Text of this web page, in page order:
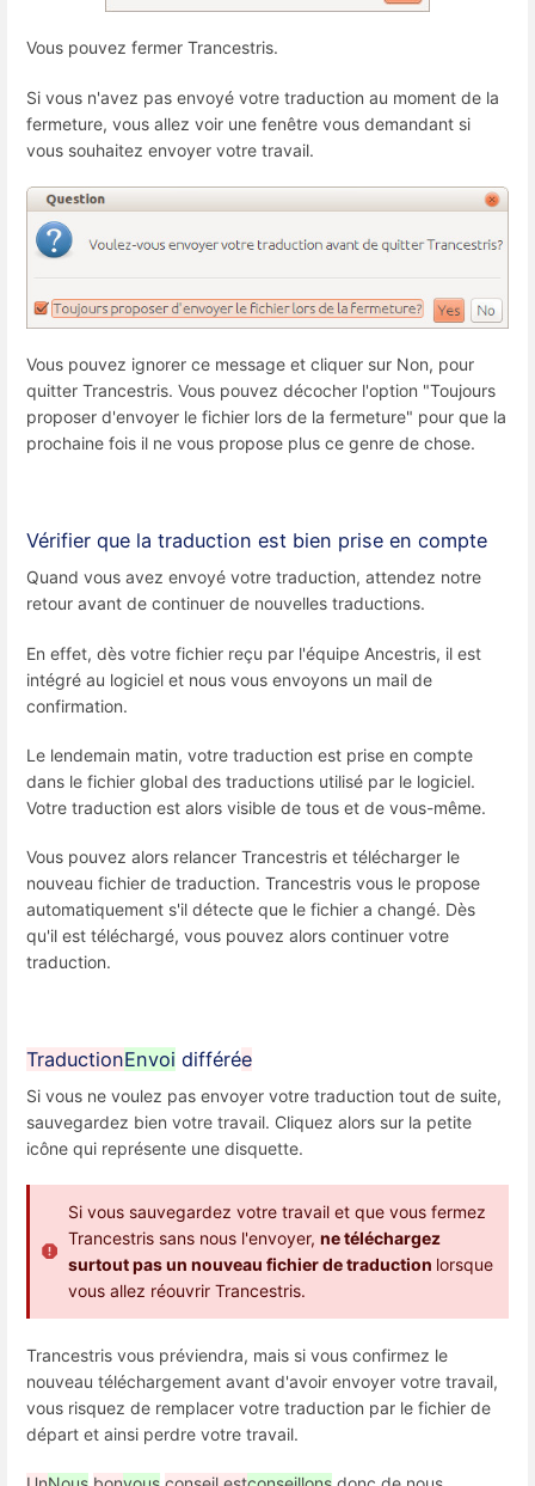
Vous pouvez fermer Trancestris.
Si vous n'avez pas envoyé votre traduction au moment de la
fermeture, vous allez voir une fenêtre vous demandant si
vous souhaitez envoyer votre travail.
Vous pouvez ignorer ce message et cliquer sur Non, pour
quitter Trancestris. Vous pouvez décocher l'option "Toujours
proposer d'envoyer le fichier lors de la fermeture" pour que la
prochaine fois il ne vous propose plus ce genre de chose.
Vérifier que la traduction est bien prise en compte
Quand vous avez envoyé votre traduction, attendez notre
retour avant de continuer de nouvelles traductions.
En effet, dès votre fichier reçu par l'équipe Ancestris, il est
intégré au logiciel et nous vous envoyons un mail de
confirmation.
Le lendemain matin, votre traduction est prise en compte
dans le fichier global des traductions utilisé par le logiciel.
Votre traduction est alors visible de tous et de vous-même.
Vous pouvez alors relancer Trancestris et télécharger le
nouveau fichier de traduction. Trancestris vous le propose
automatiquement s'il détecte que le fichier a changé. Dès
qu'il est téléchargé, vous pouvez alors continuer votre
traduction.
TraductionEnvoi différée
Si vous ne voulez pas envoyer votre traduction tout de suite,
sauvegardez bien votre travail. Cliquez alors sur la petite
icône qui représente une disquette.
Si vous sauvegardez votre travail et que vous fermez
Trancestris sans nous l'envoyer, ne téléchargez
surtout pas un nouveau fichier de traduction lorsque
vous allez réouvrir Trancestris.
Trancestris vous préviendra, mais si vous confirmez le
nouveau téléchargement avant d'avoir envoyer votre travail,
vous risquez de remplacer votre traduction par le fichier de
départ et ainsi perdre votre travail.